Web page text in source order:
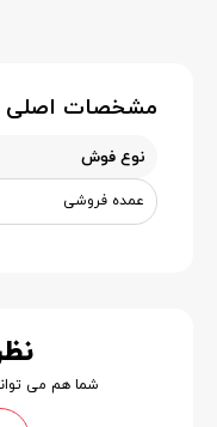
مشخصات اصلی
نوع فوش
عمده فروشی
شما هم می